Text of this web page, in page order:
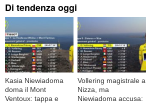
Di tendenza oggi
Kasia Niewiadoma
doma il Mont
Ventoux: tappa e
Vollering magistrale a
Nizza, ma
Niewiadoma accusa: